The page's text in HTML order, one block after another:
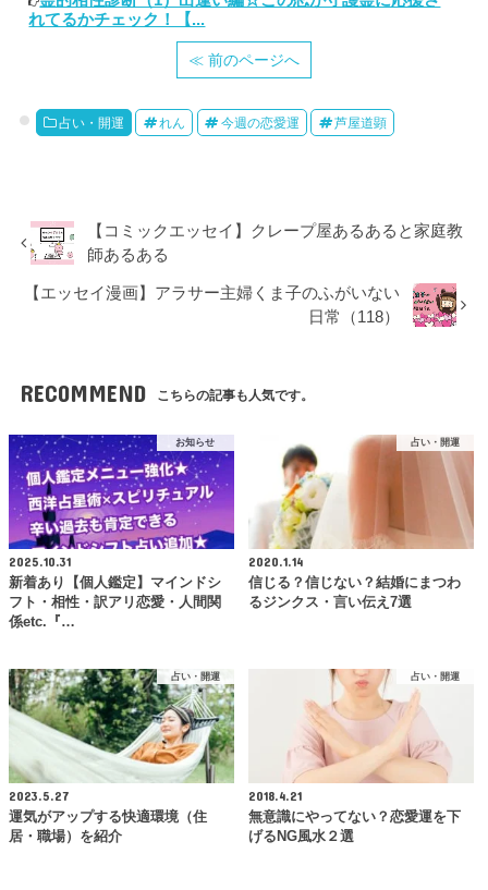
れてるかチェック！【...
≪ 前のページへ
占い・開運 れん 今週の恋愛運 芦屋道顕
【コミックエッセイ】クレープ屋あるあると家庭教
師あるある
【エッセイ漫画】アラサー主婦くま子のふがいない
日常（118）
RECOMMEND こちらの記事も人気です。
お知らせ
2025.10.31
新着あり【個人鑑定】マインドシ
フト・相性・訳アリ恋愛・人間関
係etc.『…
占い・開運
2020.1.14
信じる？信じない？結婚にまつわ
るジンクス・言い伝え7選
占い・開運
2023.5.27
運気がアップする快適環境（住
居・職場）を紹介
占い・開運
2018.4.21
無意識にやってない？恋愛運を下
げるNG風水２選